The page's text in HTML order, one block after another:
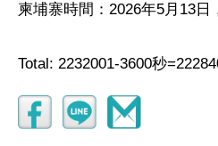
柬埔寨時間：2026年5月13日
Total: 2232001-3600秒